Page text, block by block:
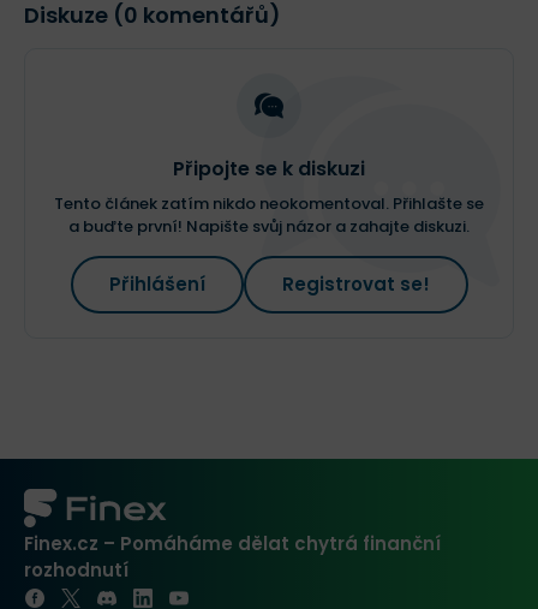
Diskuze (0 komentářů)
Připojte se k diskuzi
Tento článek zatím nikdo neokomentoval. Přihlašte se
a buďte první! Napište svůj názor a zahajte diskuzi.
Přihlášení Registrovat se!
Finex.cz – Pomáháme dělat chytrá finanční
rozhodnutí